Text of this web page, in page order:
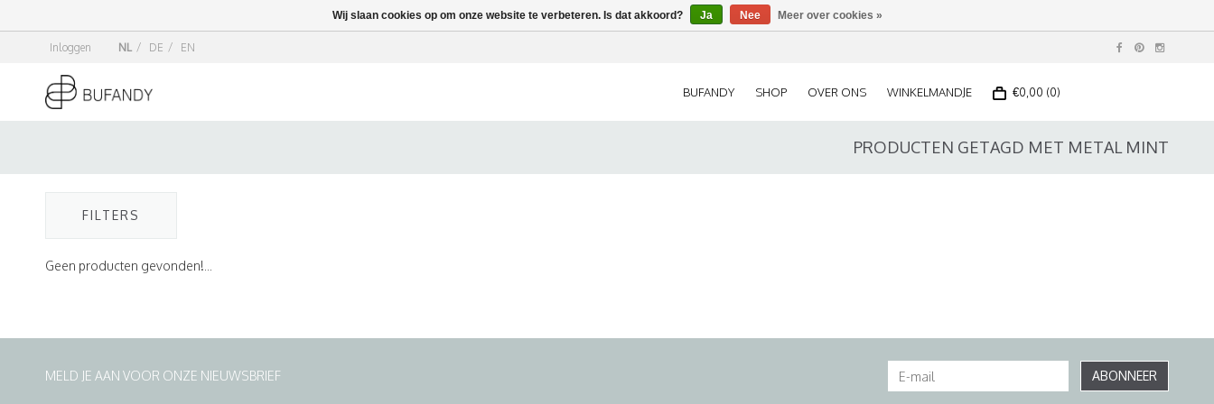
Inloggen NL / DE / EN
BUFANDY SHOP OVER ONS WINKELMANDJE €0,00 (0)
PRODUCTEN GETAGD MET METAL MINT
FILTERS
Geen producten gevonden!...
MELD JE AAN VOOR ONZE NIEUWSBRIEF ABONNEER
Wij slaan cookies op om onze website te verbeteren. Is dat akkoord? Ja Nee Meer over cookies »